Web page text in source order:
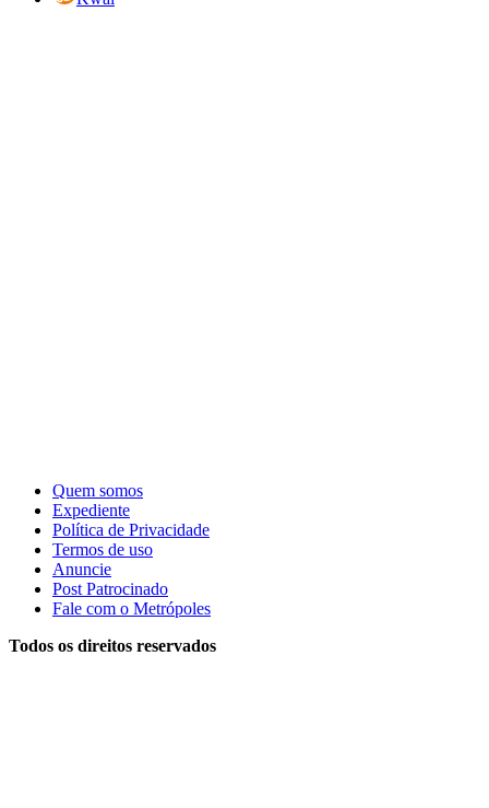
Quem somos
Expediente
Política de Privacidade
Termos de uso
Anuncie
Post Patrocinado
Fale com o Metrópoles
Todos os direitos reservados